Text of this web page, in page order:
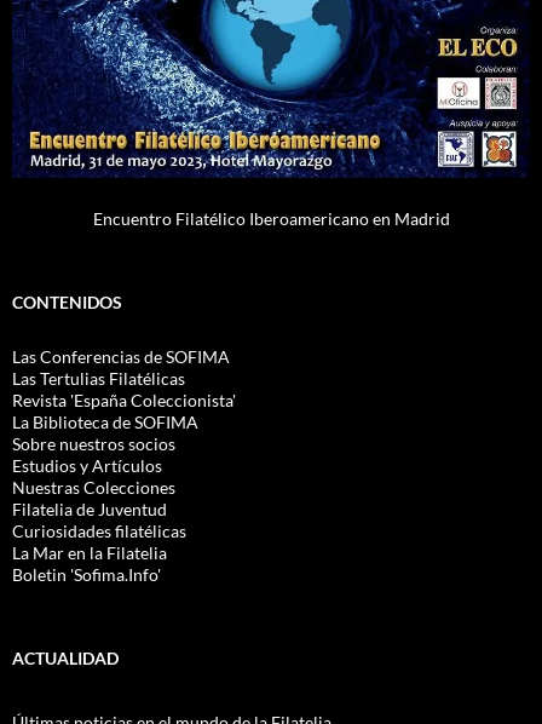
Encuentro Filatélico Iberoamericano en Madrid
CONTENIDOS
Las Conferencias de SOFIMA
Las Tertulias Filatélicas
Revista 'España Coleccionista'
La Biblioteca de SOFIMA
Sobre nuestros socios
Estudios y Artículos
Nuestras Colecciones
Filatelia de Juventud
Curiosidades filatélicas
La Mar en la Filatelia
Boletin 'Sofima.Info'
ACTUALIDAD